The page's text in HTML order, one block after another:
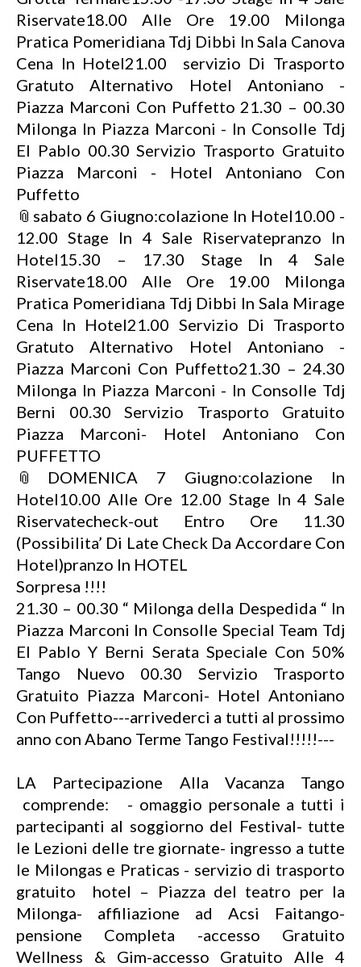
Riservate18.00 Alle Ore 19.00 Milonga
Pratica Pomeridiana Tdj Dibbi In Sala Canova
Cena In Hotel21.00 servizio Di Trasporto
Gratuto Alternativo Hotel Antoniano -
Piazza Marconi Con Puffetto 21.30 – 00.30
Milonga In Piazza Marconi - In Consolle Tdj
El Pablo 00.30 Servizio Trasporto Gratuito
Piazza Marconi - Hotel Antoniano Con
Puffetto
📎sabato 6 Giugno:colazione In Hotel10.00 -
12.00 Stage In 4 Sale Riservatepranzo In
Hotel15.30 – 17.30 Stage In 4 Sale
Riservate18.00 Alle Ore 19.00 Milonga
Pratica Pomeridiana Tdj Dibbi In Sala Mirage
Cena In Hotel21.00 Servizio Di Trasporto
Gratuto Alternativo Hotel Antoniano -
Piazza Marconi Con Puffetto21.30 – 24.30
Milonga In Piazza Marconi - In Consolle Tdj
Berni 00.30 Servizio Trasporto Gratuito
Piazza Marconi- Hotel Antoniano Con
PUFFETTO
📎DOMENICA 7 Giugno:colazione In
Hotel10.00 Alle Ore 12.00 Stage In 4 Sale
Riservatecheck-out Entro Ore 11.30
(Possibilita’ Di Late Check Da Accordare Con
Hotel)pranzo In HOTEL
Sorpresa !!!!
21.30 – 00.30 “ Milonga della Despedida “ In
Piazza Marconi In Consolle Special Team Tdj
El Pablo Y Berni Serata Speciale Con 50%
Tango Nuevo 00.30 Servizio Trasporto
Gratuito Piazza Marconi- Hotel Antoniano
Con Puffetto---arrivederci a tutti al prossimo
anno con Abano Terme Tango Festival!!!!!---
LA Partecipazione Alla Vacanza Tango
comprende: - omaggio personale a tutti i
partecipanti al soggiorno del Festival- tutte
le Lezioni delle tre giornate- ingresso a tutte
le Milongas e Praticas - servizio di trasporto
gratuito hotel – Piazza del teatro per la
Milonga- affiliazione ad Acsi Faitango-
pensione Completa -accesso Gratuito
Wellness & Gim-accesso Gratuito Alle 4